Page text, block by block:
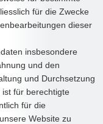
für die Zwecke
dieser
insbesondere
und den
und Durchsetzung
ist für berechtigte
für die
Website zu